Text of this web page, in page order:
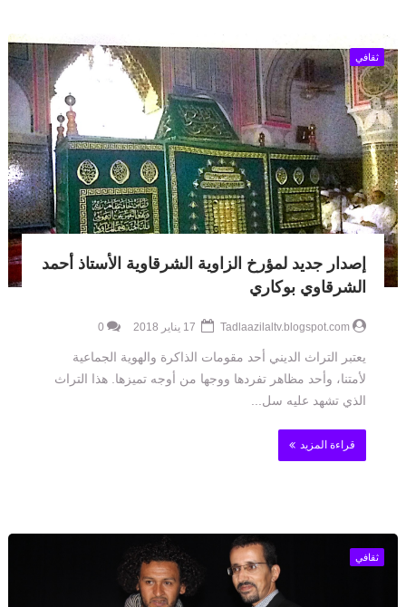
ثقافي
إصدار جديد لمؤرخ الزاوية الشرقاوية الأستاذ أحمد
الشرقاوي بوكاري
Tadlaazilaltv.blogspot.com
0
يعتبر التراث الديني أحد مقومات الذاكرة والهوية الجماعية
لأمتنا، وأحد مظاهر تفردها ووجها من أوجه تميزها. هذا التراث
الذي تشهد عليه سل...
قراءة المزيد
ثقافي